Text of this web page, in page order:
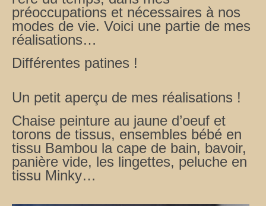
préoccupations et nécessaires à nos
modes de vie. Voici une partie de mes
réalisations…
Différentes patines !
Un petit aperçu de mes réalisations !
Chaise peinture au jaune d’oeuf et
torons de tissus, ensembles bébé en
tissu Bambou la cape de bain, bavoir,
panière vide, les lingettes, peluche en
tissu Minky…